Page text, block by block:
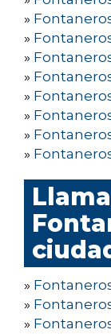
»
»
»
»
»
»
»
»
»
»
»